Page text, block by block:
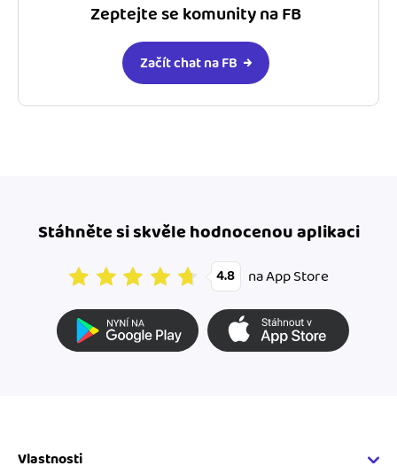
Zeptejte se komunity na FB
Začít chat na FB
Stáhněte si skvěle hodnocenou aplikaci
4.8 na App Store
Vlastnosti